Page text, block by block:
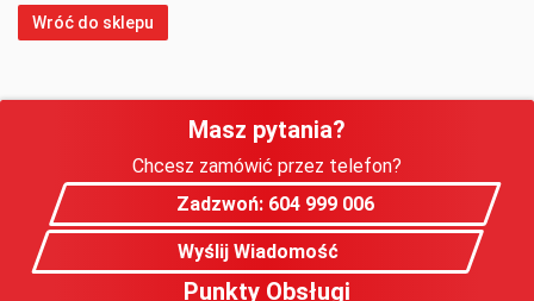
Wróć do sklepu
Masz pytania?
Chcesz zamówić przez telefon?
Zadzwoń: 604 999 006
Wyślij Wiadomość
Punkty Obsługi